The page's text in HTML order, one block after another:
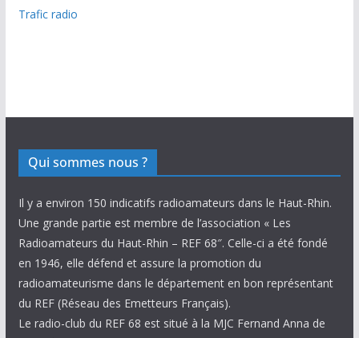
Trafic radio
Qui sommes nous ?
Il y a environ 150 indicatifs radioamateurs dans le Haut-Rhin.
Une grande partie est membre de l’association « Les
Radioamateurs du Haut-Rhin – REF 68″. Celle-ci a été fondé
en 1946, elle défend et assure la promotion du
radioamateurisme dans le département en bon représentant
du REF (Réseau des Emetteurs Français).
Le radio-club du REF 68 est situé à la MJC Fernand Anna de